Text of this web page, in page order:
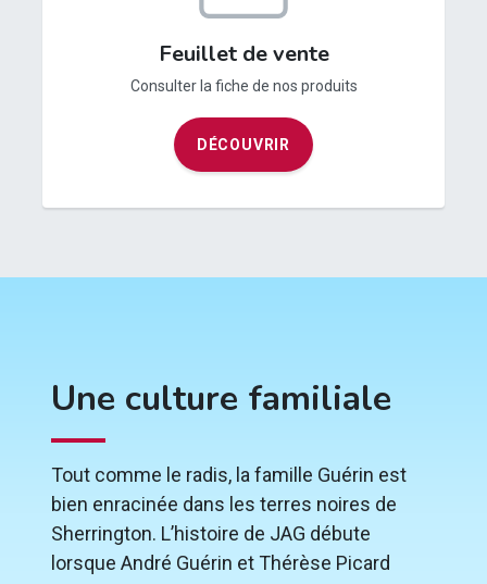
Feuillet de vente
Consulter la fiche de nos produits
DÉCOUVRIR
Une culture familiale
Tout comme le radis, la famille Guérin est
bien enracinée dans les terres noires de
Sherrington. L’histoire de JAG débute
lorsque André Guérin et Thérèse Picard